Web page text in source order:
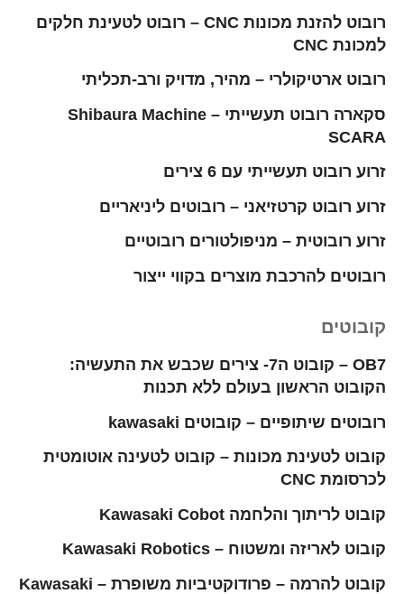
רובוט להזנת מכונות CNC – רובוט לטעינת חלקים
למכונת CNC
רובוט ארטיקולרי – מהיר, מדויק ורב-תכליתי
סקארה רובוט תעשייתי – Shibaura Machine
SCARA
זרוע רובוט תעשייתי עם 6 צירים
זרוע רובוט קרטזיאני – רובוטים ליניאריים
זרוע רובוטית – מניפולטורים רובוטיים
רובוטים להרכבת מוצרים בקווי ייצור
קובוטים
OB7 – קובוט ה7- צירים שכבש את התעשיה:
הקובוט הראשון בעולם ללא תכנות
רובוטים שיתופיים – קובוטים kawasaki
קובוט לטעינת מכונות – קובוט לטעינה אוטומטית
לכרסומת CNC
קובוט לריתוך והלחמה Kawasaki Cobot
קובוט לאריזה ומשטוח – Kawasaki Robotics
קובוט להרמה – פרודוקטיביות משופרת – Kawasaki